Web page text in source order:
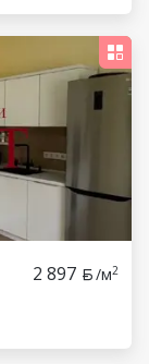
2 897 /м2